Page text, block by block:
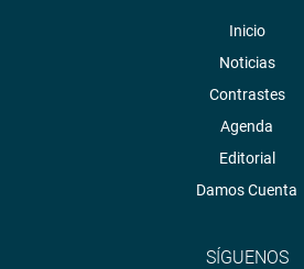
Inicio
Noticias
Contrastes
Agenda
Editorial
Damos Cuenta
SÍGUENOS